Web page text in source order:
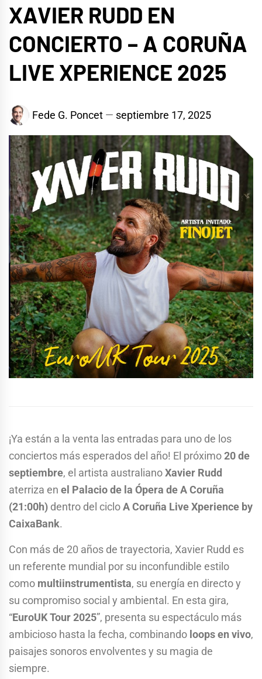
XAVIER RUDD EN
CONCIERTO – A CORUÑA
LIVE XPERIENCE 2025
Fede G. Poncet septiembre 17, 2025
¡Ya están a la venta las entradas para uno de los
conciertos más esperados del año! El próximo20 de
septiembre, el artista australianoXavier Rudd
aterriza en el Palacio de la Ópera de A Coruña
(21:00h) dentro del cicloA Coruña Live Xperience by
CaixaBank.
Con más de 20 años de trayectoria, Xavier Rudd es
un referente mundial por su inconfundible estilo
como multiinstrumentista, su energía en directo y
su compromiso social y ambiental. En esta gira,
“EuroUK Tour 2025”, presenta su espectáculo más
ambicioso hasta la fecha, combinando loops en vivo,
paisajes sonoros envolventes y su magia de
siempre.